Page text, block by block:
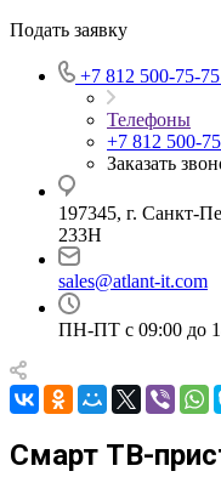
Подать заявку
+7 812 500-75-75
Телефоны
+7 812 500-
Заказать
197345, г. Санкт-
233Н
sales@atlant-it.com
ПН-ПТ с 09:00 до
Смарт ТВ-